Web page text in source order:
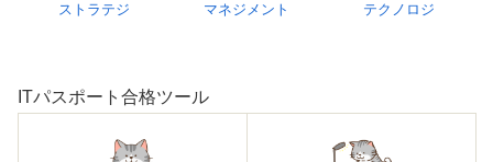
ストラテジ マネジメント テクノロジ
ITパスポート合格ツール